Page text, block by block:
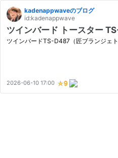
kadenappwaveのブログ
id:kadenappwave
ツインバード トースター
ツインバードTS-D487（匠ブランジェ
2026-06-10 17:00